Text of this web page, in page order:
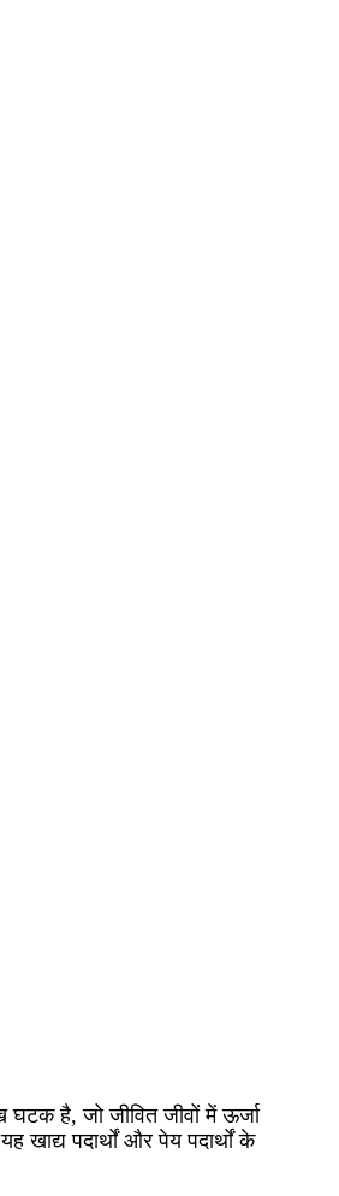
है, जो जीवित जीवों में ऊर्जा
पदार्थों और पेय पदार्थों के